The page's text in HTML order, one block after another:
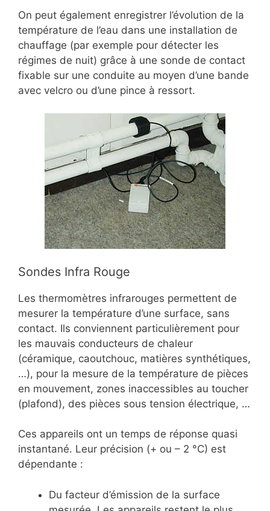
On peut également enregistrer l’évolution de la
température de l’eau dans une installation de
chauffage (par exemple pour détecter les
régimes de nuit) grâce à une sonde de contact
fixable sur une conduite au moyen d’une bande
avec velcro ou d’une pince à ressort.
Sondes Infra Rouge
Les thermomètres infrarouges permettent de
mesurer la température d’une surface, sans
contact. Ils conviennent particulièrement pour
les mauvais conducteurs de chaleur
(céramique, caoutchouc, matières synthétiques,
…), pour la mesure de la température de pièces
en mouvement, zones inaccessibles au toucher
(plafond), des pièces sous tension électrique, …
Ces appareils ont un temps de réponse quasi
instantané. Leur précision (+ ou – 2 °C) est
dépendante :
Du facteur d’émission de la surface